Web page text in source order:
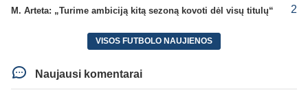
M. Arteta: „Turime ambiciją kitą sezoną kovoti dėl visų titulų“ 2
VISOS FUTBOLO NAUJIENOS
Naujausi komentarai